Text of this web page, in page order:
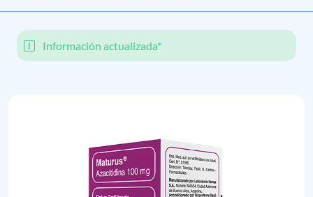
Información actualizada*